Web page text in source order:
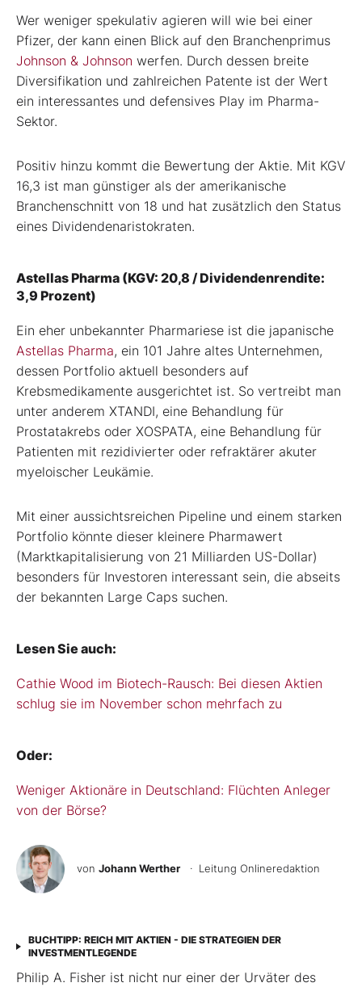
Wer weniger spekulativ agieren will wie bei einer
Pfizer, der kann einen Blick auf den Branchenprimus
Johnson & Johnson werfen. Durch dessen breite
Diversifikation und zahlreichen Patente ist der Wert
ein interessantes und defensives Play im Pharma-
Sektor.
Positiv hinzu kommt die Bewertung der Aktie. Mit KGV
16,3 ist man günstiger als der amerikanische
Branchenschnitt von 18 und hat zusätzlich den Status
eines Dividendenaristokraten.
Astellas Pharma (KGV: 20,8 / Dividendenrendite:
3,9 Prozent)
Ein eher unbekannter Pharmariese ist die japanische
Astellas Pharma, ein 101 Jahre altes Unternehmen,
dessen Portfolio aktuell besonders auf
Krebsmedikamente ausgerichtet ist. So vertreibt man
unter anderem XTANDI, eine Behandlung für
Prostatakrebs oder XOSPATA, eine Behandlung für
Patienten mit rezidivierter oder refraktärer akuter
myeloischer Leukämie.
Mit einer aussichtsreichen Pipeline und einem starken
Portfolio könnte dieser kleinere Pharmawert
(Marktkapitalisierung von 21 Milliarden US-Dollar)
besonders für Investoren interessant sein, die abseits
der bekannten Large Caps suchen.
Lesen Sie auch:
Cathie Wood im Biotech-Rausch: Bei diesen Aktien
schlug sie im November schon mehrfach zu
Oder:
Weniger Aktionäre in Deutschland: Flüchten Anleger
von der Börse?
von Johann Werther · Leitung Onlineredaktion
BUCHTIPP: REICH MIT AKTIEN - DIE STRATEGIEN DER
INVESTMENTLEGENDE
Philip A. Fisher ist nicht nur einer der Urväter des